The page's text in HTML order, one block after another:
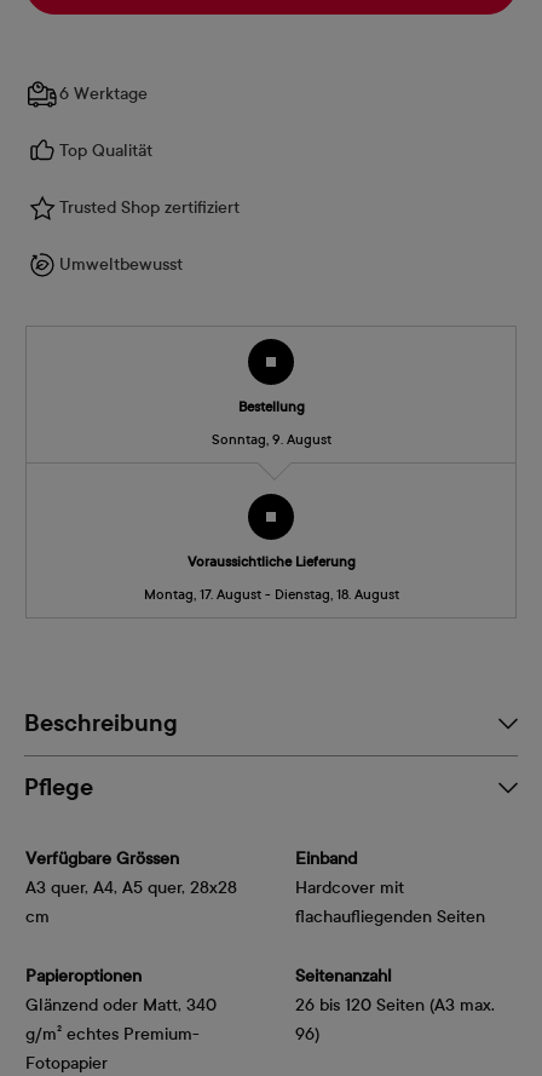
6 Werktage
Top Qualität
Trusted Shop zertifiziert
Umweltbewusst
Bestellung
Sonntag, 9. August
Voraussichtliche Lieferung
Montag, 17. August - Dienstag, 18. August
Beschreibung
Pflege
Verfügbare Grössen
A3 quer, A4, A5 quer, 28x28
cm
Papieroptionen
Glänzend oder Matt, 340
g/m² echtes Premium-
Fotopapier
Einband
Hardcover mit
flachaufliegenden Seiten
Seitenanzahl
26 bis 120 Seiten (A3 max.
96)